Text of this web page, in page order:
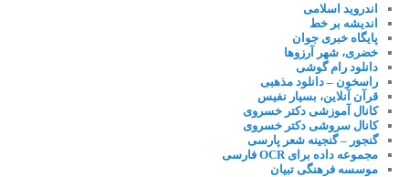
اندروید اسلامی
اندیشه بر خط
پایگاه خبری جوان
خضری، شهر آرزوها
دانلود رام گوشی
راسخون – دانلود مذهبی
قرآن آنلاین، بسیار نفیس
کانال آموزشی دکتر خسروی
کانال سروشی دکتر خسروی
گنجور – گنجینه شعر پارسی
مجموعه داده برای OCR فارسی
موسسه فرهنگی تبیان